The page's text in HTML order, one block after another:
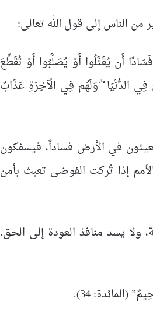
من الناس إلى قول الله تعالى:
أَن يُقَتَّلُوا أَوْ يُصَلَّبُوا أَوْ تُقَطَّعَ
الدُّنْيَا ۖ وَلَهُمْ فِي الْآخِرَةِ عَذَابٌ
في الأرض فساداً، فيسفكون
إذا تُركت الفوضى تعبث بأمن
ولا يسد منافذ العودة إلى الحق.
(المائدة: 34).